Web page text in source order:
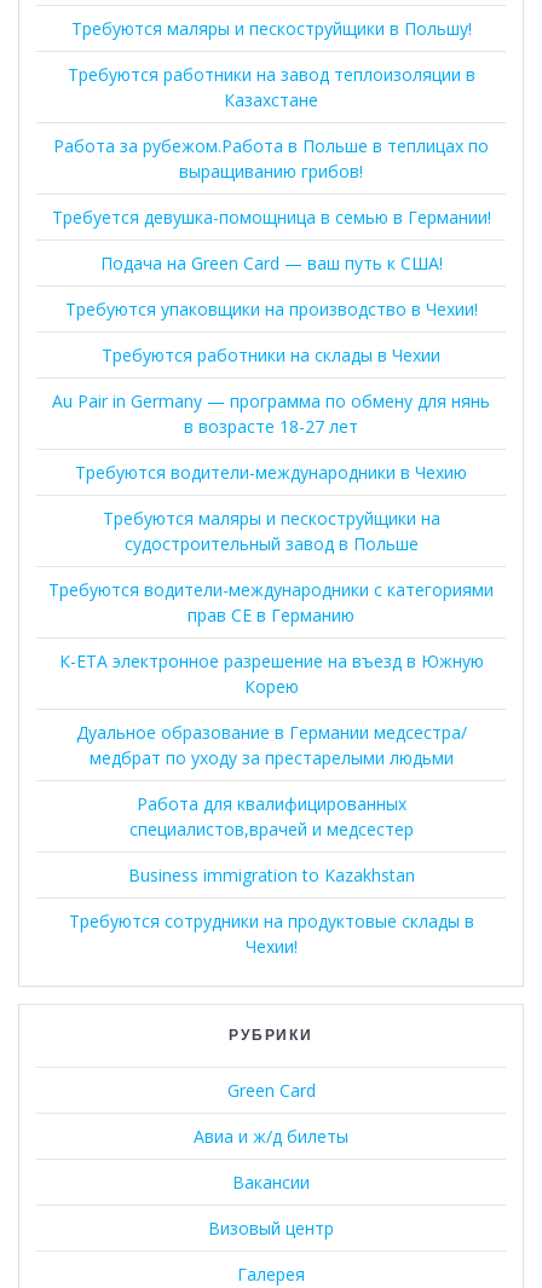
Требуются маляры и пескоструйщики в Польшу!
Требуются работники на завод теплоизоляции в
Казахстане
Работа за рубежом.Работа в Польше в теплицах по
выращиванию грибов!
Требуется девушка-помощница в семью в Германии!
Подача на Green Card — ваш путь к США!
Требуются упаковщики на производство в Чехии!
Требуются работники на склады в Чехии
Au Pair in Germany — программа по обмену для нянь
в возрасте 18-27 лет
Требуются водители-международники в Чехию
Требуются маляры и пескоструйщики на
судостроительный завод в Польше
Требуются водители-международники с категориями
прав CE в Германию
К-ЕТА электронное разрешение на въезд в Южную
Корею
Дуальное образование в Германии медсестра/
медбрат по уходу за престарелыми людьми
Работа для квалифицированных
специалистов,врачей и медсестер
Business immigration to Kazakhstan
Требуются сотрудники на продуктовые склады в
Чехии!
РУБРИКИ
Green Card
Авиа и ж/д билеты
Вакансии
Визовый центр
Галерея